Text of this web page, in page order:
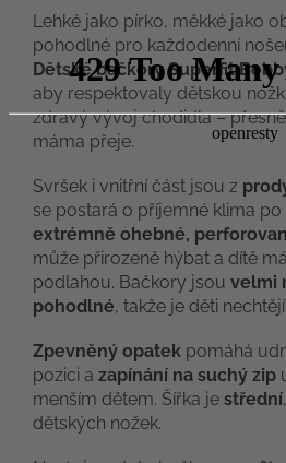
Lehké jako pírko, měkké jako
pohodlné pro každodenní
Dětské bačkory Superfit
aby respektovaly dětskou
zdravý vývoj chodidla –
máma přeje.
Svršek i vnitřní část jsou z
se postará o příjemné klima po
extrémně ohebné,
může přirozeně hýbat a dítě
podlahou. Bačkory jsou velmi
pohodlné, takže je děti
Zpevněný opatek pomáhá
pozici a zapínání na suchý zip
menším dětem. Šířka je střední
dětských nožek.